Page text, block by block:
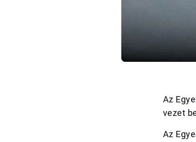
Az
vezet
Az